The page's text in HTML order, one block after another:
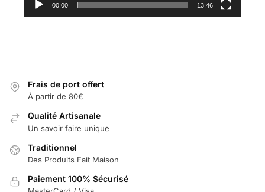
00:00 13:46
Frais de port offert
À partir de 80€
Qualité Artisanale
Un savoir faire unique
Traditionnel
Des Produits Fait Maison
Paiement 100% Sécurisé